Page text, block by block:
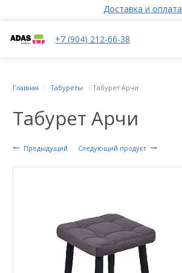
Доставка и оплата
+7 (904) 212-66-38
Табурет Арчи
Предыдущий Следующий продукт
Главная Табуреты Табурет Арчи